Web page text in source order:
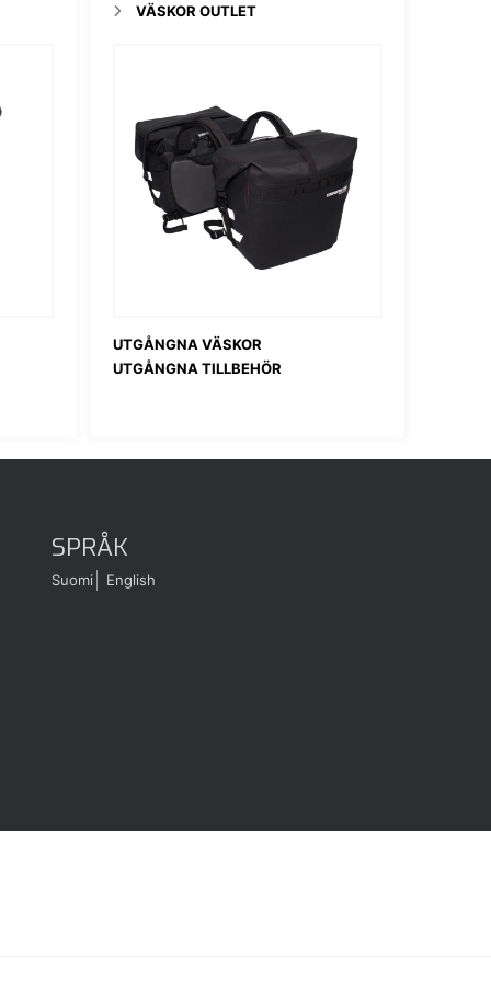
VÄSKOR OUTLET
UTGÅNGNA VÄSKOR
UTGÅNGNA TILLBEHÖR
SPRÅK
Suomi English